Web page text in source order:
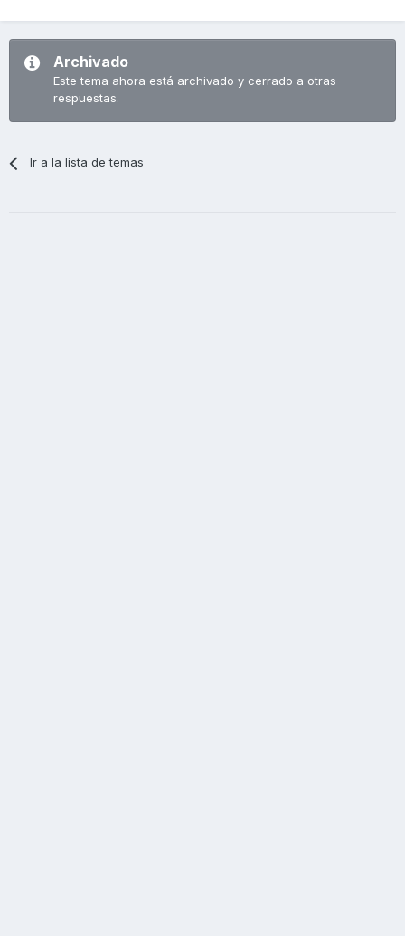
Archivado
Este tema ahora está archivado y cerrado a otras
respuestas.
Ir a la lista de temas